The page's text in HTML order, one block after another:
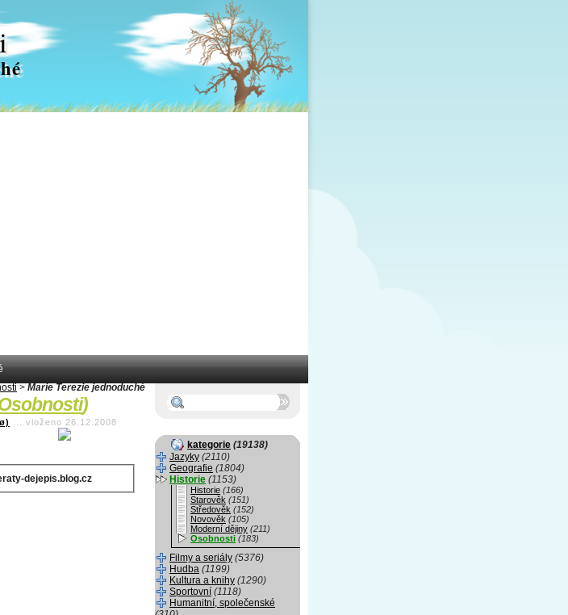
> Marie Terezie jednoduché
)
ø) vloženo 26.12.2008
dejepis.blog.cz
kategorie (19138)
Jazyky (2110)
Geografie (1804)
Historie (1153)
Historie (166)
Starověk (151)
Středověk (152)
Novověk (105)
Moderní dějiny (211)
Osobnosti (183)
Filmy a seriály (5376)
Hudba (1199)
Kultura a knihy (1290)
Sportovní (1118)
Humanitní, společenské